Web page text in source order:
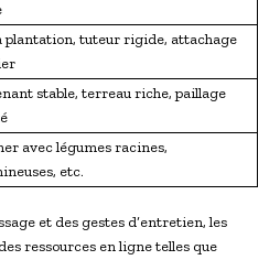
plantation, tuteur rigide, attachage
stable, terreau riche, paillage
avec légumes racines,
etc.
et des gestes d’entretien, les
ressources en ligne telles que